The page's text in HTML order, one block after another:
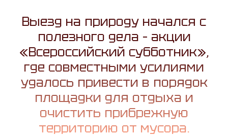
Выезд на природу начался с
полезного дела – акции
«Всероссийский субботник»,
где совместными усилиями
удалось привести в порядок
площадки для отдыха и
очистить прибрежную
территорию от мусора.